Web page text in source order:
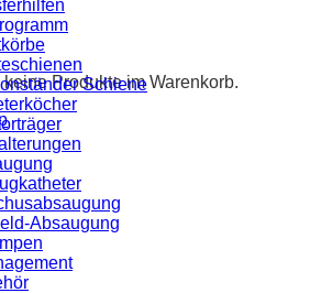
Produkte im Warenkorb.
Schiene
Absaugung